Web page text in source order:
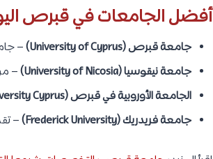
أفضل الجامعات في قبرص
جامعة قبرص (University of Cyprus)
–
جامعة نيقوسيا (University of Nicosia)
–
الجامعة الأوروبية في قبرص (European University Cyprus)
جامعة فريدريك (Frederick University)
–